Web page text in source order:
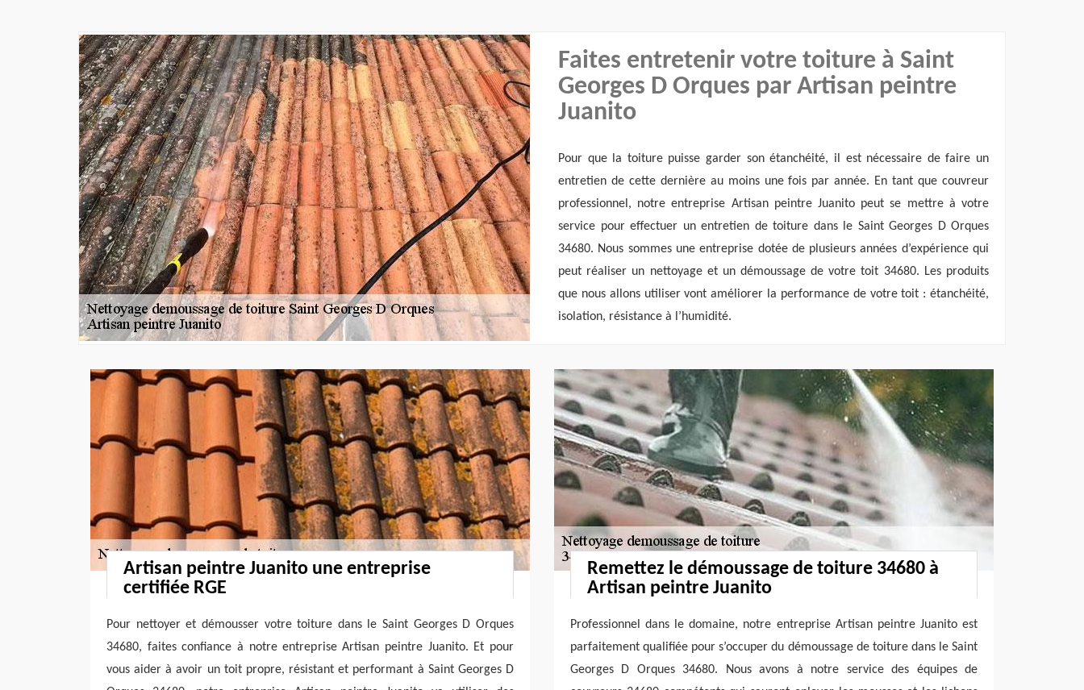
Faites entretenir votre toiture à Saint
Georges D Orques par Artisan peintre
Juanito
Pour que la toiture puisse garder son étanchéité, il est nécessaire de faire un
entretien de cette dernière au moins une fois par année. En tant que couvreur
professionnel, notre entreprise Artisan peintre Juanito peut se mettre à votre
service pour effectuer un entretien de toiture dans le Saint Georges D Orques
34680. Nous sommes une entreprise dotée de plusieurs années d’expérience qui
peut réaliser un nettoyage et un démoussage de votre toit 34680. Les produits
que nous allons utiliser vont améliorer la performance de votre toit : étanchéité,
isolation, résistance à l’humidité.
Artisan peintre Juanito une entreprise
certifiée RGE
Pour nettoyer et démousser votre toiture dans le Saint Georges D Orques
34680, faites confiance à notre entreprise Artisan peintre Juanito. Et pour
vous aider à avoir un toit propre, résistant et performant à Saint Georges D
Remettez le démoussage de toiture 34680 à
Artisan peintre Juanito
Professionnel dans le domaine, notre entreprise Artisan peintre Juanito est
parfaitement qualifiée pour s’occuper du démoussage de toiture dans le Saint
Georges D Orques 34680. Nous avons à notre service des équipes de